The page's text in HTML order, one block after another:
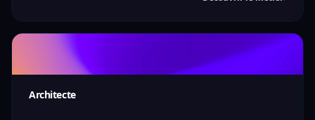
Architecte